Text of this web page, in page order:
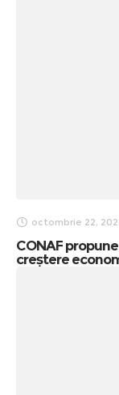
octombrie 22,
CONAF
creștere